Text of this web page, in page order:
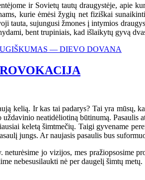
ir Sovietų tautų draugystėje, apie
kurie ėmėsi žygių net fiziškai
tauta, sujungusi žmones į intymios
bent trupiniais, kad išlaikytų gyvą
— DIEVO DOVANA
kelią. Ir kas tai padarys? Tai yra mūsų,
neatidėliotiną būtinumą.
keletą šimtmečių. Taigi gyvename
jungs. Ar naujasis pasaulis bus
jo vizijos, mes pražiopsosime
nebesusilaukti nė per daugelį šimtų metų.